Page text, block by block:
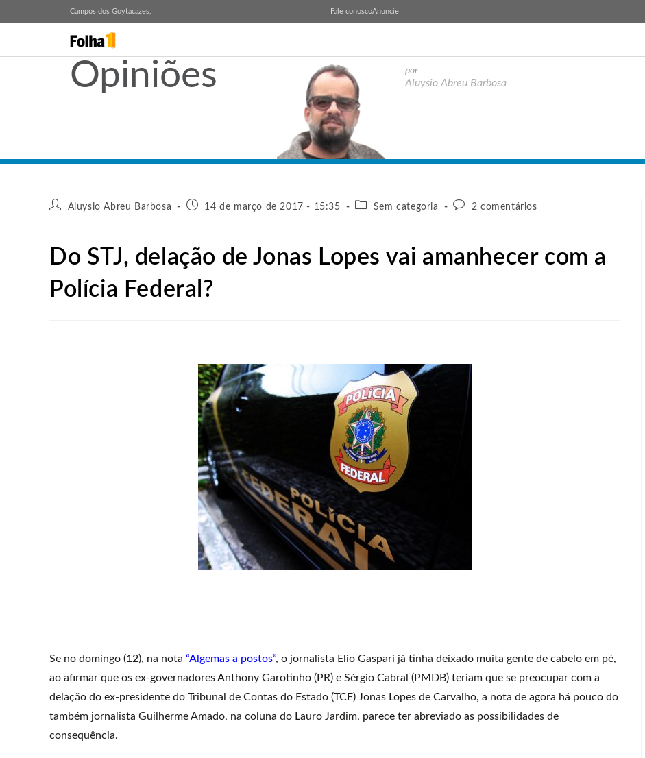
Campos dos Goytacazes, Fale conoscoAnuncie
Opiniões por
Aluysio Abreu Barbosa
Aluysio Abreu Barbosa 14 de março de 2017 - 15:35 Sem categoria 2 comentários
Do STJ, delação de Jonas Lopes vai amanhecer com a
Polícia Federal?
Se no domingo (12), na nota “Algemas a postos”, o jornalista Elio Gaspari já tinha deixado muita gente de cabelo em pé,
ao afirmar que os ex-governadores Anthony Garotinho (PR) e Sérgio Cabral (PMDB) teriam que se preocupar com a
delação do ex-presidente do Tribunal de Contas do Estado (TCE) Jonas Lopes de Carvalho, a nota de agora há pouco do
também jornalista Guilherme Amado, na coluna do Lauro Jardim, parece ter abreviado as possibilidades de
consequência.